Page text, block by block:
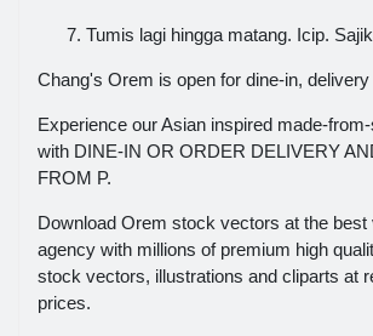
Tumis lagi hingga matang. Icip.
Chang's Orem is open for dine-in, delivery
Experience our Asian inspired made-
with DINE-IN OR ORDER DELIVERY
FROM P.
Download Orem stock vectors at the best
agency with millions of premium high
stock vectors, illustrations and cliparts at
prices.